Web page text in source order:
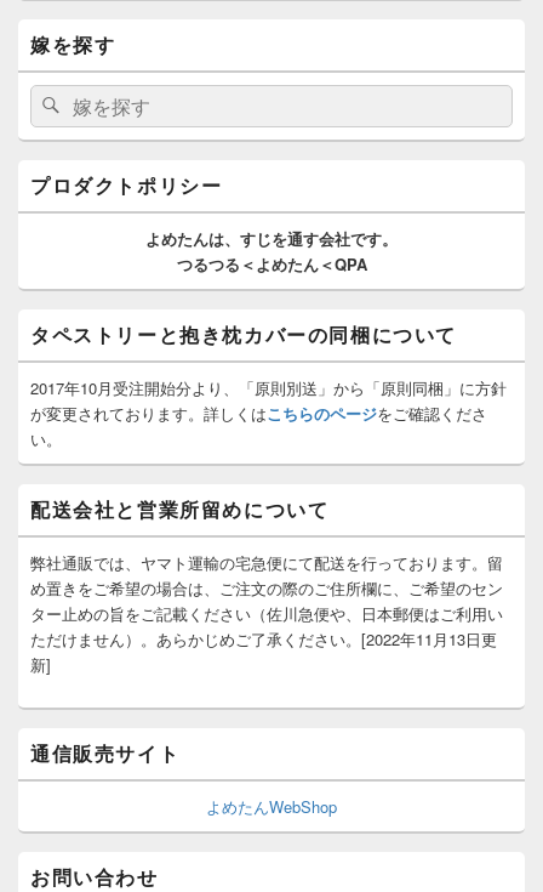
イ
ン
サ
ド
ー
ッ
エ
リ
嫁を探す
検
索:
検
索
プロダクトポリシー
よめたんは、 すじを通す会社です。
つるつる＜よめたん＜QPA
タペストリーと抱き枕カバーの同梱について
2017年10月受注開始分より、「原則別送」から「原則同梱」に方針
が変更されております。詳しくはこちらのページをご確認くださ
い。
配送会社と営業所留めについて
弊社通販では、ヤマト運輸の宅急便にて配送を行っております。留
め置きをご希望の場合は、ご注文の際のご住所欄に、ご希望のセン
ター止めの旨をご記載ください（佐川急便や、日本郵便はご利用い
ただけません）。あらかじめご了承ください。[2022年11月13日更
新]
通信販売サイト
よめたんWebShop
お問い合わせ